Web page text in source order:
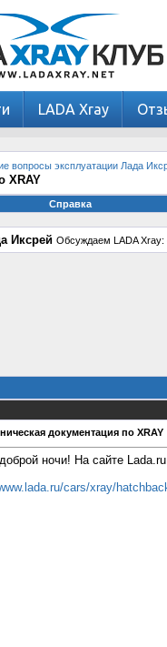
LADA Xray
вопросы эксплуатации Лада
XRAY
Справка
Иксрей Обсуждаем LADA Xray:
документация по XRAY
ночи! На сайте
cars/xray/